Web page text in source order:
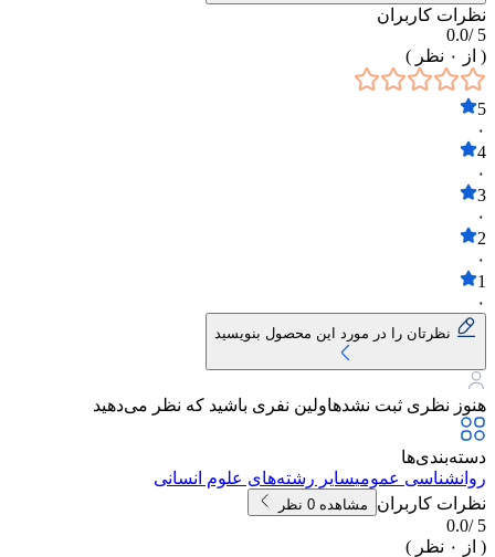
نظرات کاربران
5 /
0.0
( از
۰ نظر )
5
۰
4
۰
3
۰
2
۰
1
۰
نظرتان را در مورد این محصول بنویسید
هنوز نظری ثبت نشدهاولین نفری باشید که نظر می‌دهید
دسته‌بندی‌ها
روانشناسی عمومیسایر رشته‌های علوم انسانی
نظرات کاربران
مشاهده 0 نظر
5 /
0.0
( از
۰ نظر )